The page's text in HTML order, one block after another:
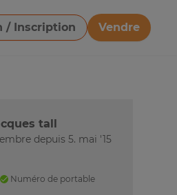
/ Inscription
Vendre
image
tall
depuis 5. mai '15
Numéro de portable